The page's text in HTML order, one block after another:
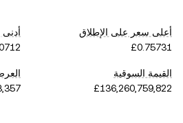
أعلى سعر على الإطلاق
القيمة السوقية